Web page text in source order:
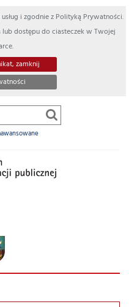
i zgodnie z Polityką Prywatności.
dostępu do ciasteczek w Twojej
zamknij